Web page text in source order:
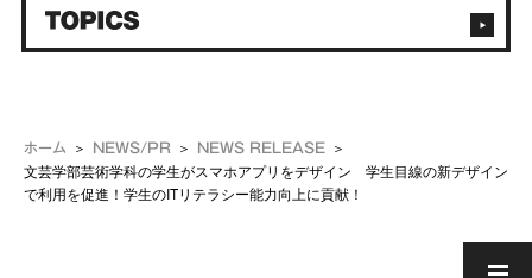
ホーム NEWS/PR NEWS RELEASE
文芸学部芸術学科の学生がスマホアプリをデザイン 学生目線の新デザイン
で利用を促進！学生のITリテラシー能力向上に貢献！